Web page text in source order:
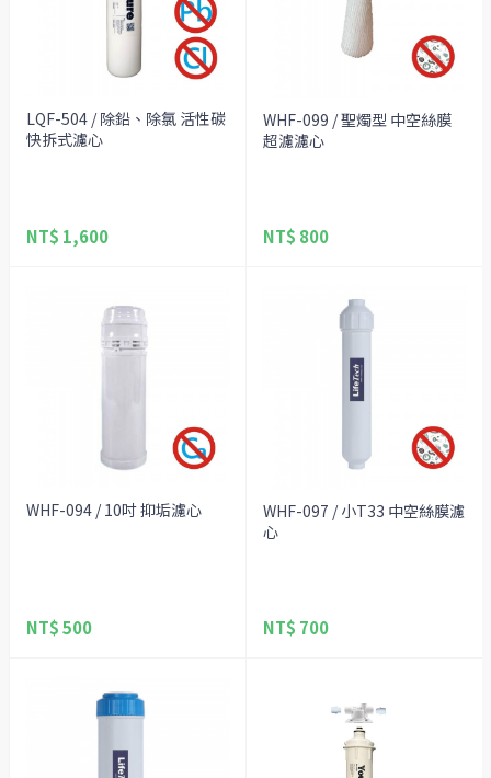
LQF-504 / 除鉛、除氯 活性碳
快拆式濾心
NT$ 1,600
WHF-099 / 聖燭型 中空絲膜
超濾濾心
NT$ 800
WHF-094 / 10吋 抑垢濾心
NT$ 500
WHF-097 / 小T33 中空絲膜濾
心
NT$ 700